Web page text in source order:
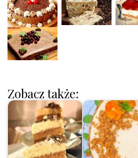
Zobacz także: